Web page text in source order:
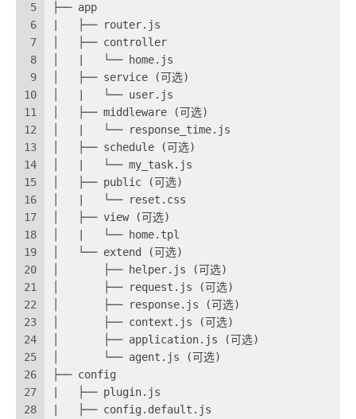
5
6
7
8
9
10
11
12
13
14
15
16
17
18
19
20
21
22
23
24
25
26
27
28
├── app
|   ├── router.js
│   ├── controller
│   |   └── home.js
│   ├── service (可选)
│   |   └── user.js
│   ├── middleware (可选)
│   |   └── response_time.js
│   ├── schedule (可选)
│   |   └── my_task.js
│   ├── public (可选)
│   |   └── reset.css
│   ├── view (可选)
│   |   └── home.tpl
│   └── extend (可选)
│       ├── helper.js (可选)
│       ├── request.js (可选)
│       ├── response.js (可选)
│       ├── context.js (可选)
│       ├── application.js (可选)
│       └── agent.js (可选)
├── config
|   ├── plugin.js
|   ├── config.default.js